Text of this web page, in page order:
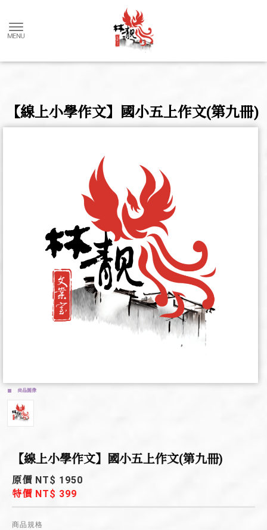
【線上小學作文】國小五上作文(第九冊)
商品圖像
【線上小學作文】國小五上作文(第九冊)
原價 NT$ 1950
特價 NT$ 399
商品規格